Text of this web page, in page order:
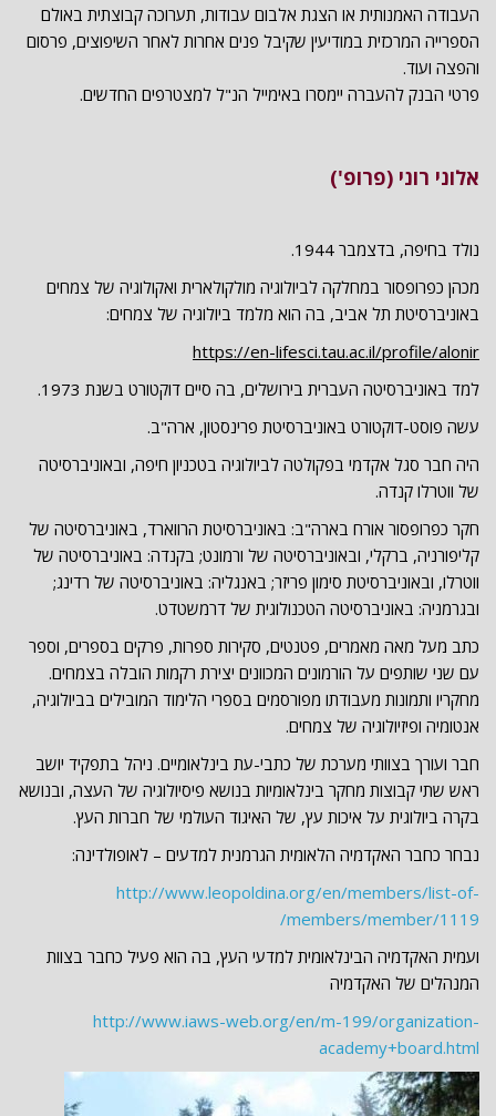
העבודה האמנותית או הצגת אלבום עבודות, תערוכה קבוצתית באולם
הספרייה המרכזית במודיעין שקיבל פנים אחרות לאחר השיפוצים, פרסום
והפצה ועוד.
פרטי הבנק להעברה יימסרו באימייל הנ"ל למצטרפים החדשים.
אלוני רוני (פרופ')
נולד בחיפה, בדצמבר 1944.
מכהן כפרופסור במחלקה לביולוגיה מולקולארית ואקולוגיה של צמחים
באוניברסיטת תל אביב, בה הוא מלמד ביולוגיה של צמחים:
https://en-lifesci.tau.ac.il/profile/alonir
למד באוניברסיטה העברית בירושלים, בה סיים דוקטורט בשנת 1973.
עשה פוסט-דוקטורט באוניברסיטת פרינסטון, ארה"ב.
היה חבר סגל אקדמי בפקולטה לביולוגיה בטכניון חיפה, ובאוניברסיטה
של ווטרלו קנדה.
חקר כפרופסור אורח בארה"ב: באוניברסיטת הרווארד, באוניברסיטה של
קליפורניה, ברקלי, ובאוניברסיטה של ורמונט; בקנדה: באוניברסיטה של
ווטרלו, ובאוניברסיטת סימון פריזר; באנגליה: באוניברסיטה של רדינג;
ובגרמניה: באוניברסיטה הטכנולוגית של דרמשטדט.
כתב מעל מאה מאמרים, פטנטים, סקירות ספרות, פרקים בספרים, וספר
עם שני שותפים על הורמונים המכוונים יצירת רקמות הובלה בצמחים.
מחקריו ותמונות מעבודתו מפורסמים בספרי הלימוד המובילים בביולוגיה,
אנטומיה ופיזיולוגיה של צמחים.
חבר ועורך בצוותי מערכת של כתבי-עת בינלאומיים. ניהל בתפקיד יושב
ראש שתי קבוצות מחקר בינלאומיות בנושא פיסיולוגיה של העצה, ובנושא
בקרה ביולוגית על איכות עץ, של האיגוד העולמי של חברות העץ.
נבחר כחבר האקדמיה הלאומית הגרמנית למדעים – לאופולדינה:
http://www.leopoldina.org/en/members/list-of-
members/member/1119/
ועמית האקדמיה הבינלאומית למדעי העץ, בה הוא פעיל כחבר בצוות
המנהלים של האקדמיה
http://www.iaws-web.org/en/m-199/organization-
academy+board.html